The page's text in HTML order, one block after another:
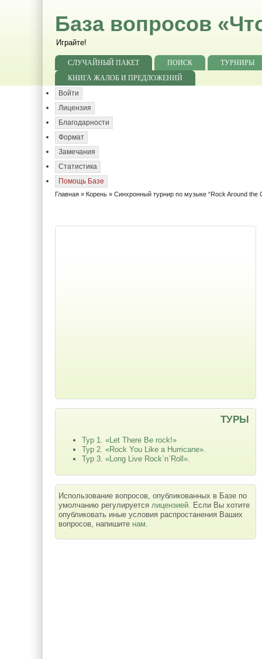
База вопросов
Играйте!
СЛУЧАЙНЫЙ ПАКЕТ ПОИСК
ТУРНИРЫ
КНИГА ЖАЛОБ И ПРЕДЛОЖЕНИЙ
Войти
Лицензия
Благодарности
Формат
Замечания
Статистика
Помощь Базе
Главная » Корень » Синхронный турнир по музыке “Rock Around the
ТУРЫ
Тур 1. «Let There Be rock!»
Тур 2. «Rock You Like a Hurricane».
Тур 3. «Long Live Rock`n`Roll».
Использование вопросов, опубликованных в Базе по
умолчанию регулируется лицензией. Если Вы хотите
опубликовать иные условия распростанения Ваших
вопросов, напишите нам.